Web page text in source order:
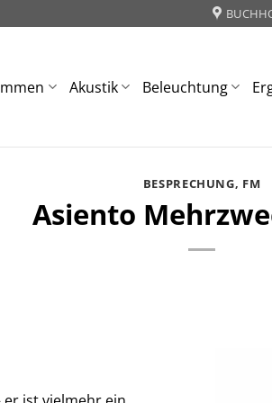
Akustik Beleuchtung
BESPRECHUNG, FM
Asiento